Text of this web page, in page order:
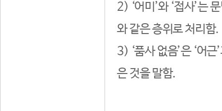
2) ‘어미’와 ‘접사’는
와 같은 층위로 처리함.
3) ‘품사 없음’은 ‘어
은 것을 말함.